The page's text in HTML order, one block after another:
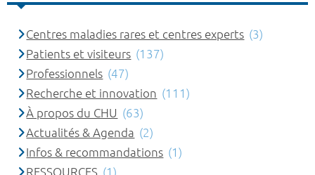
Centres maladies rares et centres experts (3)
Patients et visiteurs (137)
Professionnels (47)
Recherche et innovation (111)
À propos du CHU (63)
Actualités & Agenda (2)
Infos & recommandations (1)
RESSOURCES (1)